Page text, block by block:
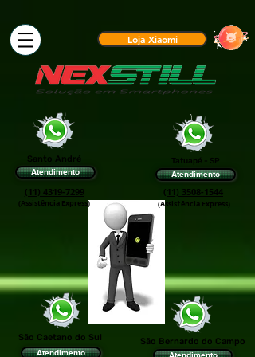
Loja Xiaomi
Santo André
Atendimento
(11) 4319-7299
(Assistência Express)
Tatuapé - SP
Atendimento
(11) 3508-1544
(Assis†ência Express)
São Bernardo do Campo
Atendimento
São Caetano do Sul
Atendimento